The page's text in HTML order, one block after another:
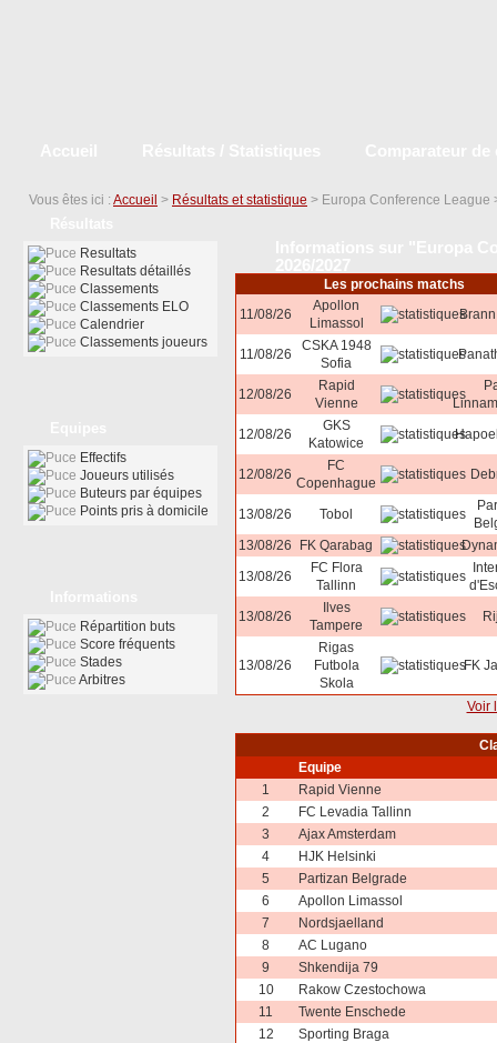
Vous êtes ici : Accueil > Résultats et statistique > Europa Conference League
Les prochains matchs
11/08/26
Apollon
Limassol
11/08/26
CSKA 1948
Sofia
12/08/26
Rapid
Vienne
12/08/26
GKS
Katowice
12/08/26
FC
Copenhague
13/08/26 Tobol
13/08/26
FK Qarabag
13/08/26
FC Flora
Tallinn
13/08/26
Ilves
Tampere
13/08/26
Rigas
Futbola
Skola
FK
Voir
Equipe
1
Rapid Vienne
2
FC Levadia Tallinn
3
Ajax Amsterdam
4
HJK Helsinki
5
Partizan Belgrade
6
Apollon Limassol
7
Nordsjaelland
8
AC Lugano
9
Shkendija 79
10
Rakow Czestochowa
11
Twente Enschede
12
Sporting Braga
Resultats
Resultats détaillés
Classements
Classements ELO
Calendrier
Classements joueurs
Effectifs
Joueurs utilisés
Buteurs par équipes
Points pris à domicile
Répartition buts
Score fréquents
Stades
Arbitres